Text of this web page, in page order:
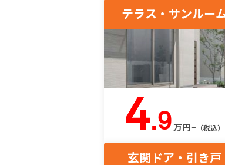
テラス・サンルー
4.9万円~ （税込）
玄関ドア・引き戸